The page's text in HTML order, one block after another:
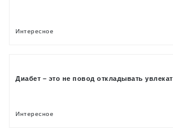
Интересное
Диабет – это не повод откладывать увлекат
Интересное